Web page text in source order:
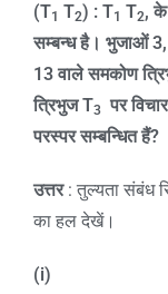
(T1 T2) : T1 T2,के
सम्बन्ध है। भुजाओं
13वाले समकोण
त्रिभुजT3 पर
परस्पर सम्बन्धित हैं?
उत्तर: तुल्यता संबंध
का हल देखें।
(i)